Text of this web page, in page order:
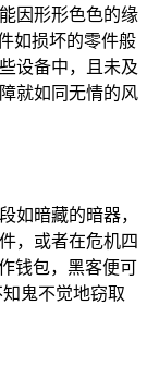
因形形色色的缘
如损坏的零件般
设备中，且未及
就如同无情的风
如暗藏的暗器，
，或者在危机四
钱包，黑客便可
鬼不觉地窃取